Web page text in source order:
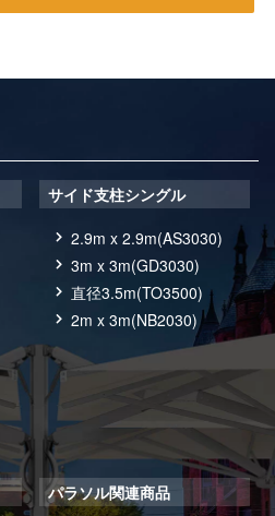
サイド支柱シングル
2.9m x 2.9m(AS3030)
3m x 3m(GD3030)
直径3.5m(TO3500)
2m x 3m(NB2030)
パラソル関連商品